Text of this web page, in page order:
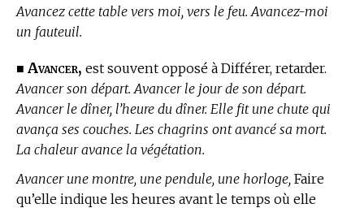
Avancez cette table vers moi, vers le feu. Avancez-moi
un fauteuil.
■ Avancer, est souvent opposé à Différer, retarder.
Avancer son départ. Avancer le jour de son départ.
Avancer le dîner, l’heure du dîner. Elle fit une chute qui
avança ses couches. Les chagrins ont avancé sa mort.
La chaleur avance la végétation.
Avancer une montre, une pendule, une horloge, Faire
qu’elle indique les heures avant le temps où elle